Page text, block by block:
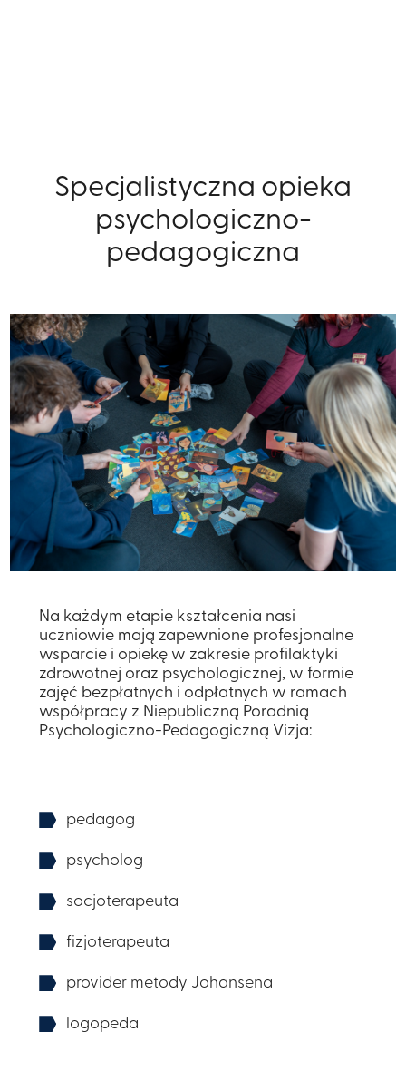
Specjalistyczna opieka
psychologiczno-
pedagogiczna
Na każdym etapie kształcenia nasi
uczniowie mają zapewnione profesjonalne
wsparcie i opiekę w zakresie profilaktyki
zdrowotnej oraz psychologicznej, w formie
zajęć bezpłatnych i odpłatnych w ramach
współpracy z Niepubliczną Poradnią
Psychologiczno-Pedagogiczną Vizja:​​
pedagog ​
psycholog
​socjoterapeuta ​
fizjoterapeuta
​provider metody Johansena​
logopeda